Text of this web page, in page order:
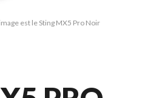
est le Sting MX5 Pro Noir